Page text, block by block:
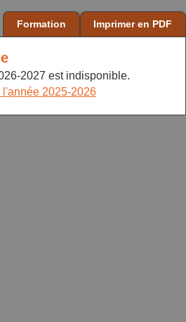
Formation Imprimer en PDF
2027 est indisponible.
2025-2026